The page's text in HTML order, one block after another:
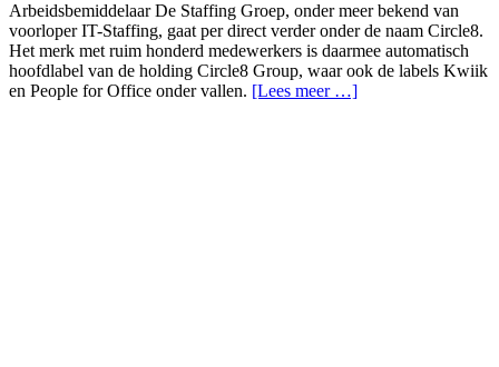
Arbeidsbemiddelaar De Staffing Groep, onder meer bekend van
voorloper IT-Staffing, gaat per direct verder onder de naam Circle8.
Het merk met ruim honderd medewerkers is daarmee automatisch
hoofdlabel van de holding Circle8 Group, waar ook de labels Kwiik
en People for Office onder vallen. [Lees meer …]